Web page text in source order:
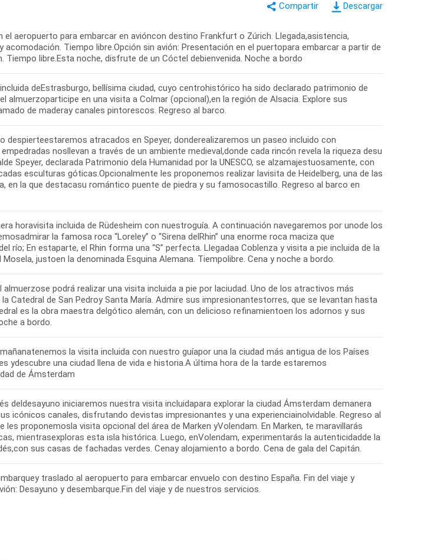
Descargar
el aeropuerto para embarcar en avióncon destino Frankfurt o Zúrich. Llegada,asistencia,
Tiempo libre.Opción sin avión: Presentación en el puertopara embarcar a partir de
Tiempo libre.Esta noche, disfrute de un Cóctel debienvenida. Noche a bordo
deEstrasburgo, bellísima ciudad, cuyo centrohistórico ha sido declarado patrimonio de
el almuerzoparticipe en una visita a Colmar (opcional),en la región de Alsacia. Explore sus
de maderay canales pintorescos. Regreso al barco.
despierteestaremos atracados en Speyer, donderealizaremos un paseo incluido con
nosllevan a través de un ambiente medieval,donde cada rincón revela la riqueza desu
Speyer, declarada Patrimonio dela Humanidad por la UNESCO, se alzamajestuosamente, con
esculturas góticas.Opcionalmente les proponemos realizar lavisita de Heidelberg, una de las
en la que destacasu romántico puente de piedra y su famosocastillo. Regreso al barco en
horavisita incluida de Rüdesheim con nuestroguía. A continuación navegaremos por unode los
la famosa roca “Loreley” o “Sirena delRhin” una enorme roca maciza que
río; En estaparte, el Rhin forma una “S” perfecta. Llegadaa Coblenza y visita a pie incluida de la
justoen la denominada Esquina Alemana. Tiempolibre. Cena y noche a bordo.
podrá realizar una visita incluida a pie por laciudad. Uno de los atractivos más
Catedral de San Pedroy Santa María. Admire sus impresionantestorres, que se levantan hasta
es la obra maestra delgótico alemán, con un delicioso refinamientoen los adornos y sus
a bordo.
la visita incluida con nuestro guíapor una la ciudad más antigua de los Países
ydescubre una ciudad llena de vida e historia.A última hora de la tarde estaremos
de Ámsterdam
deldesayuno iniciaremos nuestra visita incluidapara explorar la ciudad Ámsterdam demanera
icónicos canales, disfrutando devistas impresionantes y una experienciainolvidable. Regreso al
les proponemosla visita opcional del área de Marken yVolendam. En Marken, te maravillarás
mientrasexploras esta isla histórica. Luego, enVolendam, experimentarás la autenticidadde la
sus casas de fachadas verdes. Cenay alojamiento a bordo. Cena de gala del Capitán.
traslado al aeropuerto para embarcar envuelo con destino España. Fin del viaje y
Desayuno y desembarque.Fin del viaje y de nuestros servicios.